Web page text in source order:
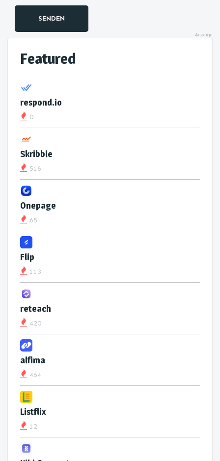
SENDEN
Anzeige
Featured
respond.io
0
Skribble
516
Onepage
65
Flip
113
reteach
420
alfima
464
Listflix
12